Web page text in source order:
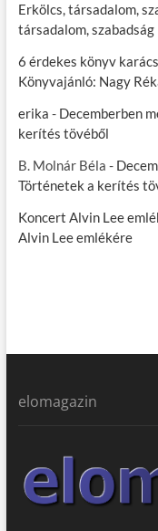
Erkölcs, társadalom,
társadalom, szabadság
6 érdekes könyv
Könyvajánló: Nagy
erika - Decemberben
kerítés tövéből
B. Molnár Béla -
Történetek a kerítés
Koncert Alvin Lee
Alvin Lee emlékére
elomagazin